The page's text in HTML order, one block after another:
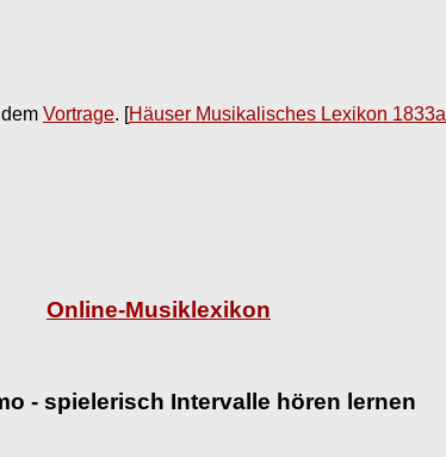
Vortrage. [Häuser Musikalisches Lexikon 1833a
Online-Musiklexikon
- spielerisch Intervalle hören lernen